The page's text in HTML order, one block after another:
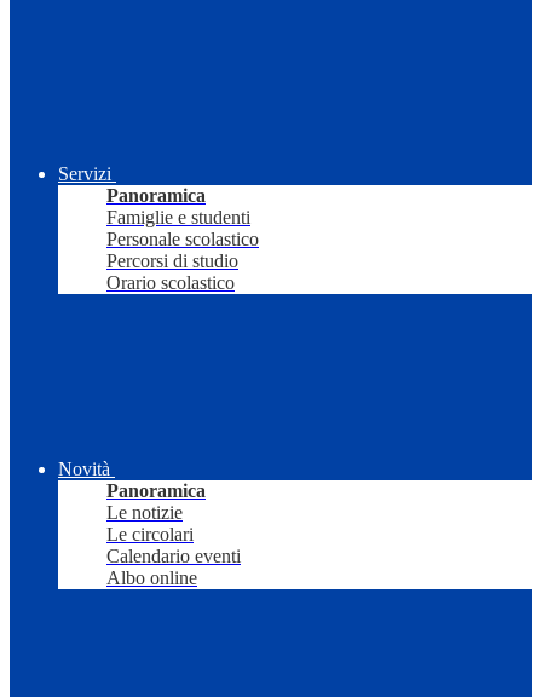
Servizi
Panoramica
Famiglie e studenti
Personale scolastico
Percorsi di studio
Orario scolastico
Novità
Panoramica
Le notizie
Le circolari
Calendario eventi
Albo online